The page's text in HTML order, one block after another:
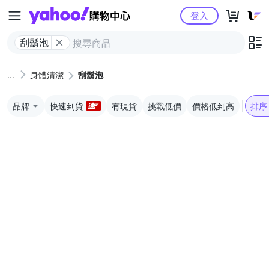
Yahoo購物中心
刮鬍泡
登入
身體清潔 刮鬍泡
品牌 快速到貨 有現貨 挑戰低價 價格低到高 排序